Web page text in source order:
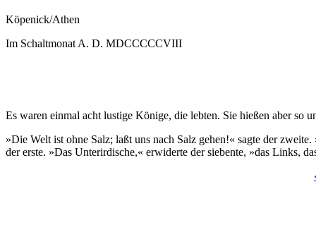
Köpenick/Athen
Im Schaltmonat A. D. MDCCCCCVIII
Es waren einmal acht lustige Könige, die lebten. Sie hießen aber so
»Die Welt ist ohne Salz; laßt uns nach Salz gehen!« sagte der
der erste. »Das Unterirdische,« erwiderte der siebente, »das Links,